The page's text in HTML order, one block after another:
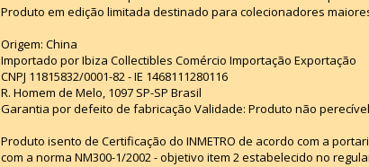
Produto em edição limitada destinado para colecionadores
Origem: China
Importado por Ibiza Collectibles Comércio Importação Exportação
CNPJ 11815832/0001-82 - IE 1468111280116
R. Homem de Melo, 1097 SP-SP Brasil
Garantia por defeito de fabricação Validade: Produto não
Produto isento de Certificação do INMETRO de acordo com a
com a norma NM300-1/2002 - objetivo item 2 estabelecido no